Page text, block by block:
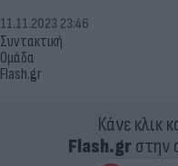
Συντακτική
Ομάδα
Flash.gr
11.11.2023 23:46
Κάνε κλικ
Flash.grστην